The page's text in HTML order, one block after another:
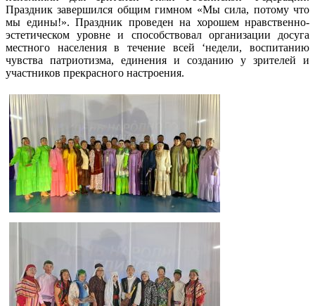
Праздник завершился общим гимном «Мы сила, потому что
мы едины!». Праздник проведен на хорошем нравственно-
эстетическом уровне и способствовал организации досуга
местного населения в течение всей ‘недели, воспитанию
чувства патриотизма, единения и созданию у зрителей и
участников прекрасного настроения.